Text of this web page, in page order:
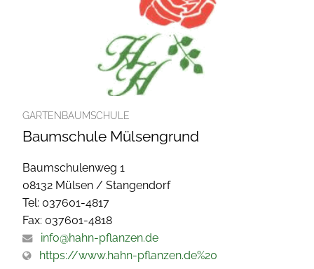
GARTENBAUMSCHULE
Baumschule Mülsengrund
Baumschulenweg 1
08132 Mülsen / Stangendorf
Tel: 037601-4817
Fax: 037601-4818
info@hahn-pflanzen.de
https://www.hahn-pflanzen.de%20